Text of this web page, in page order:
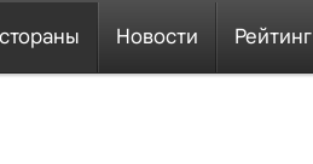
Новости Рейтинг